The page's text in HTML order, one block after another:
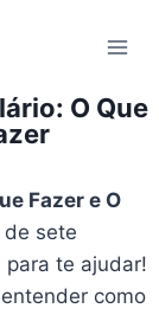
O Que
Fazer e O
de sete
para te ajudar!
como